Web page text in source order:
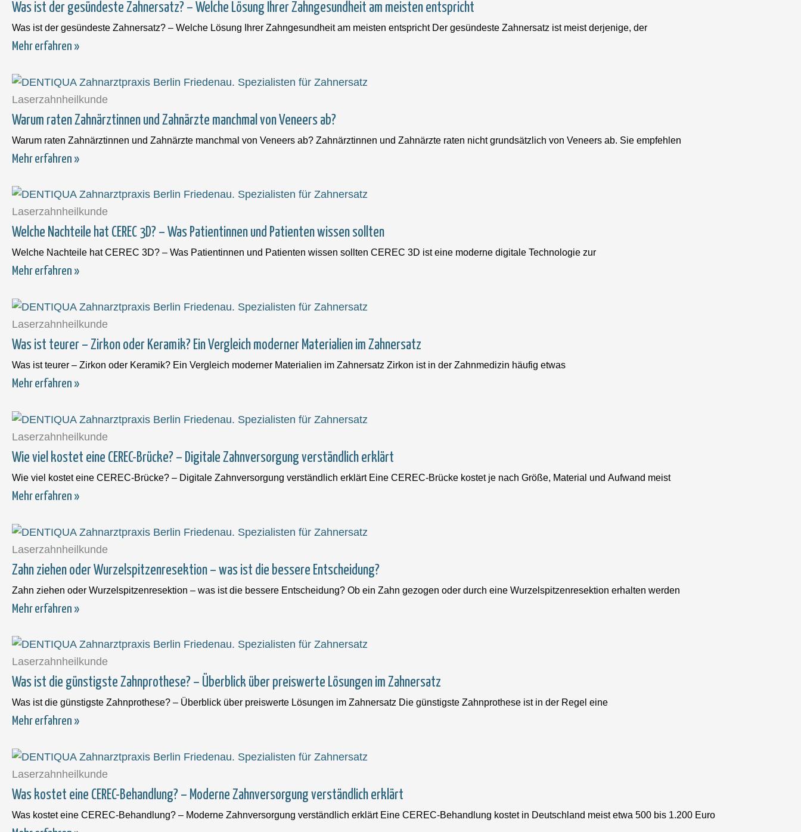
Was ist der gesündeste Zahnersatz? – Welche Lösung Ihrer Zahngesundheit am meisten entspricht
Was ist der gesündeste Zahnersatz? – Welche Lösung Ihrer Zahngesundheit am meisten entspricht Der gesündeste Zahnersatz ist meist derjenige, der
Mehr erfahren »
Laserzahnheilkunde
Warum raten Zahnärztinnen und Zahnärzte manchmal von Veneers ab?
Warum raten Zahnärztinnen und Zahnärzte manchmal von Veneers ab? Zahnärztinnen und Zahnärzte raten nicht grundsätzlich von Veneers ab. Sie empfehlen
Mehr erfahren »
Laserzahnheilkunde
Welche Nachteile hat CEREC 3D? – Was Patientinnen und Patienten wissen sollten
Welche Nachteile hat CEREC 3D? – Was Patientinnen und Patienten wissen sollten CEREC 3D ist eine moderne digitale Technologie zur
Mehr erfahren »
Laserzahnheilkunde
Was ist teurer – Zirkon oder Keramik? Ein Vergleich moderner Materialien im Zahnersatz
Was ist teurer – Zirkon oder Keramik? Ein Vergleich moderner Materialien im Zahnersatz Zirkon ist in der Zahnmedizin häufig etwas
Mehr erfahren »
Laserzahnheilkunde
Wie viel kostet eine CEREC-Brücke? – Digitale Zahnversorgung verständlich erklärt
Wie viel kostet eine CEREC-Brücke? – Digitale Zahnversorgung verständlich erklärt Eine CEREC-Brücke kostet je nach Größe, Material und Aufwand meist
Mehr erfahren »
Laserzahnheilkunde
Zahn ziehen oder Wurzelspitzenresektion – was ist die bessere Entscheidung?
Zahn ziehen oder Wurzelspitzenresektion – was ist die bessere Entscheidung? Ob ein Zahn gezogen oder durch eine Wurzelspitzenresektion erhalten werden
Mehr erfahren »
Laserzahnheilkunde
Was ist die günstigste Zahnprothese? – Überblick über preiswerte Lösungen im Zahnersatz
Was ist die günstigste Zahnprothese? – Überblick über preiswerte Lösungen im Zahnersatz Die günstigste Zahnprothese ist in der Regel eine
Mehr erfahren »
Laserzahnheilkunde
Was kostet eine CEREC-Behandlung? – Moderne Zahnversorgung verständlich erklärt
Was kostet eine CEREC-Behandlung? – Moderne Zahnversorgung verständlich erklärt Eine CEREC-Behandlung kostet in Deutschland meist etwa 500 bis 1.200 Euro